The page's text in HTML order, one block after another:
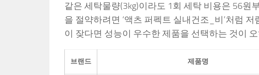
같은 세탁물량(3kg)이라도 1회 세탁 비용은 56원
을 절약하려면 ‘액츠 퍼펙트 실내건조_비’처럼
이 잦다면 성능이 우수한 제품을 선택하는 것이
브랜드 제품명